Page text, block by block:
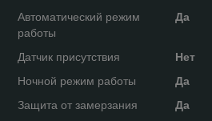
Автоматический режим
работы
Да
Датчик присутствия
Нет
Ночной режим работы
Да
Защита от замерзания
Да